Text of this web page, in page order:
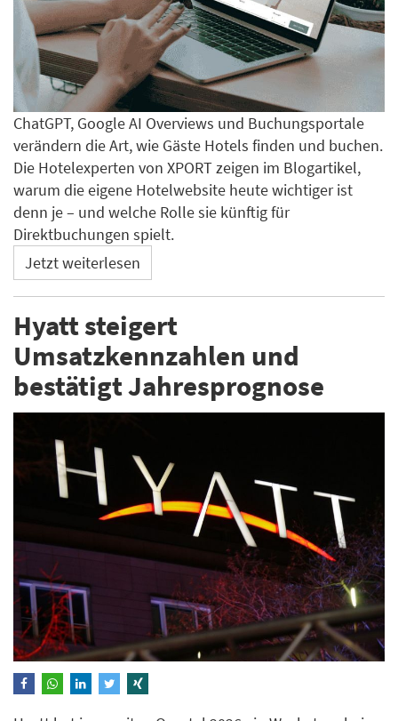
ChatGPT, Google AI Overviews und Buchungsportale
verändern die Art, wie Gäste Hotels finden und buchen.
Die Hotelexperten von XPORT zeigen im Blogartikel,
warum die eigene Hotelwebsite heute wichtiger ist
denn je – und welche Rolle sie künftig für
Direktbuchungen spielt.
Jetzt weiterlesen
Hyatt steigert
Umsatzkennzahlen und
bestätigt Jahresprognose